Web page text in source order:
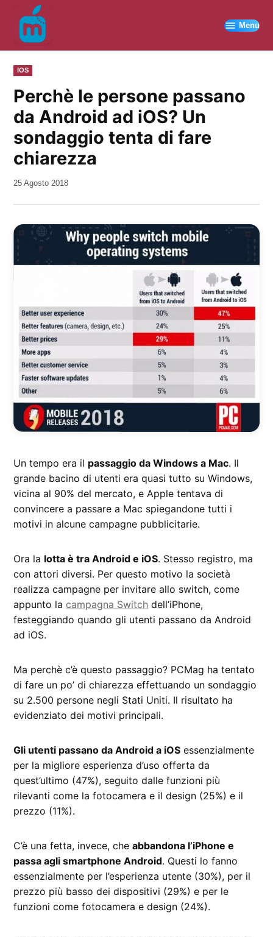
contenuto
Menu
PUBBLICATO
IN
IOS
Perchè le persone passano
da Android ad iOS? Un
sondaggio tenta di fare
chiarezza
da
25 Agosto 2018
Un tempo era il passaggio da Windows a Mac. Il
grande bacino di utenti era quasi tutto su Windows,
vicina al 90% del mercato, e Apple tentava di
convincere a passare a Mac spiegandone tutti i
motivi in alcune campagne pubblicitarie.
Ora la lotta è tra Android e iOS. Stesso registro, ma
con attori diversi. Per questo motivo la società
realizza campagne per invitare allo switch, come
appunto la campagna Switch dell’iPhone,
festeggiando quando gli utenti passano da Android
ad iOS.
Ma perchè c’è questo passaggio? PCMag ha tentato
di fare un po’ di chiarezza effettuando un sondaggio
su 2.500 persone negli Stati Uniti. Il risultato ha
evidenziato dei motivi principali.
Gli utenti passano da Android a iOS essenzialmente
per la migliore esperienza d’uso offerta da
quest’ultimo (47%), seguito dalle funzioni più
rilevanti come la fotocamera e il design (25%) e il
prezzo (11%).
C’è una fetta, invece, cheabbandona l’iPhone e
passa agli smartphone Android. Questi lo fanno
essenzialmente per l’esperienza utente (30%), per il
prezzo più basso dei dispositivi (29%) e per le
funzioni come fotocamera e design (24%).